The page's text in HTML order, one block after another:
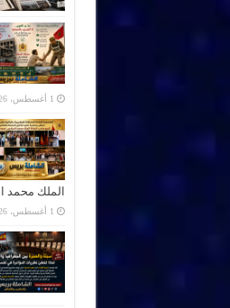
1 أغسطس، 2026
الملك محمد
1 أغسطس، 2026